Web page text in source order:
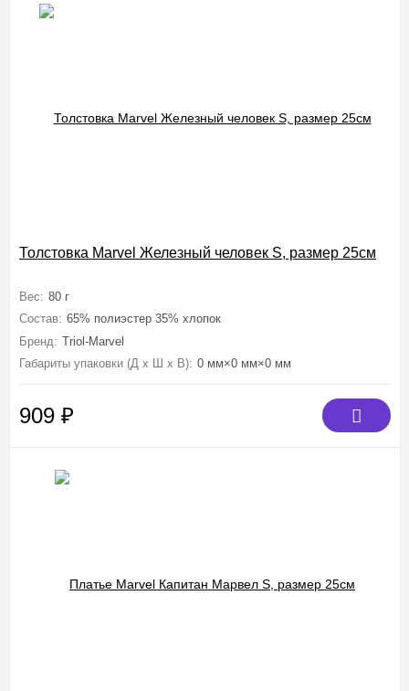
Толстовка Marvel Железный человек S, размер 25см
Вес: 80 г
Состав: 65% полиэстер 35% хлопок
Бренд: Triol-Marvel
Габариты упаковки (Д х Ш х В): 0 мм×0 мм×0 мм
909 ₽